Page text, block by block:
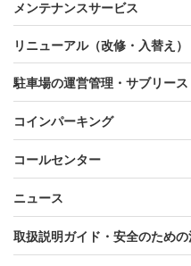
メンテナンスサービス
リニューアル（改修・入替え）
駐車場の運営管理・サブリース
コインパーキング
コールセンター
ニュース
取扱説明ガイド・安全のため